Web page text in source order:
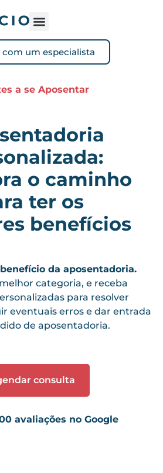
com um especialista
a se Aposentar
o caminho
ter os
benefícios
da aposentadoria.
categoria, e receba
para resolver
eventuais erros e dar entrada
de aposentadoria.
consulta
avaliações no Google